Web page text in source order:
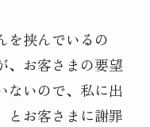
を挟んでいるの
、お客さまの要望
ないので、私に出
とお客さまに謝罪